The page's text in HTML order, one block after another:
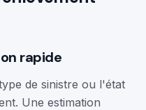
rapide
de sinistre ou l'état
Une estimation